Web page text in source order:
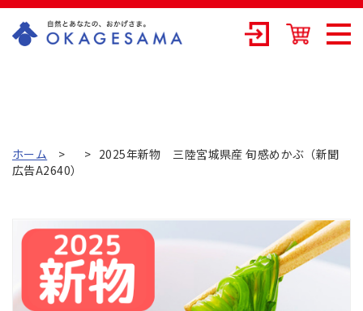
式会社の公式通
ホーム
2025年新物 三陸宮城県産 旬感めかぶ（新聞
広告A2640）